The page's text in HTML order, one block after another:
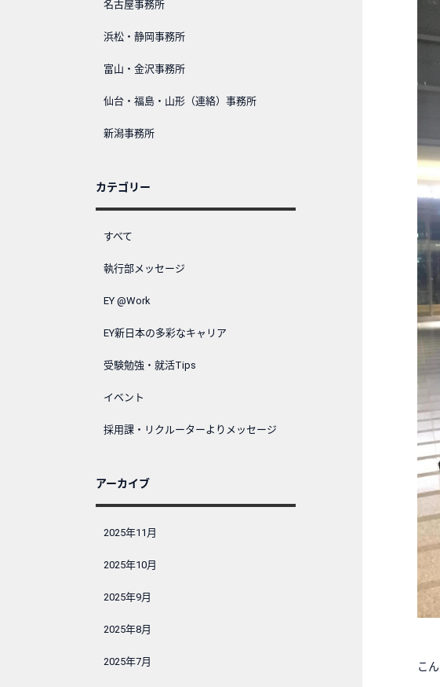
こ
名古屋事務所
浜松・静岡事務所
富山・金沢事務所
仙台・福島・山形（連絡）事務所
新潟事務所
カテゴリー
すべて
執行部メッセージ
EY @Work
EY新日本の多彩なキャリア
受験勉強・就活Tips
イベント
採用課・リクルーターよりメッセージ
アーカイブ
2025年11月
2025年10月
2025年9月
2025年8月
2025年7月